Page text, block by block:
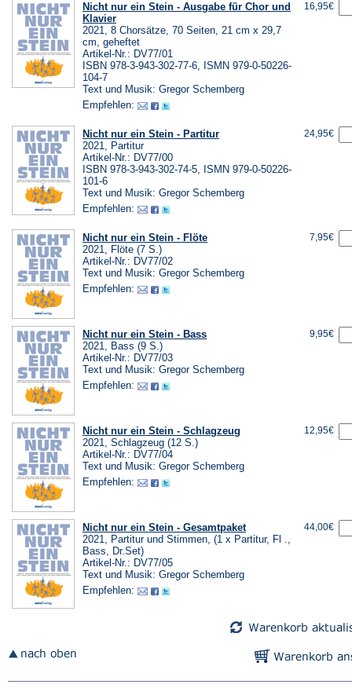
Nicht nur ein Stein - Ausgabe für Chor und
Klavier
2021, 8 Chorsätze, 70 Seiten, 21 cm x 29,7
cm, geheftet
Artikel-Nr.: DV77/01
ISBN 978-3-943-302-77-6, ISMN 979-0-50226-
104-7
Text und Musik: Gregor Schemberg
Empfehlen:
16,95€
Nicht nur ein Stein - Partitur
2021, Partitur
Artikel-Nr.: DV77/00
ISBN 978-3-943-302-74-5, ISMN 979-0-50226-
101-6
Text und Musik: Gregor Schemberg
Empfehlen:
24,95€
Nicht nur ein Stein - Flöte
2021, Flöte (7 S.)
Artikel-Nr.: DV77/02
Text und Musik: Gregor Schemberg
Empfehlen:
7,95€
Nicht nur ein Stein - Bass
2021, Bass (9 S.)
Artikel-Nr.: DV77/03
Text und Musik: Gregor Schemberg
Empfehlen:
9,95€
Nicht nur ein Stein - Schlagzeug
2021, Schlagzeug (12 S.)
Artikel-Nr.: DV77/04
Text und Musik: Gregor Schemberg
Empfehlen:
12,95€
Nicht nur ein Stein - Gesamtpaket
2021, Partitur und Stimmen, (1 x Partitur, Fl .,
Bass, Dr.Set)
Artikel-Nr.: DV77/05
Text und Musik: Gregor Schemberg
Empfehlen:
44,00€